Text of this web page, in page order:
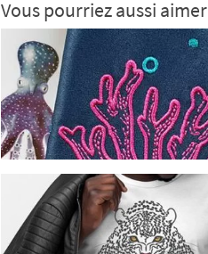
Vous pourriez aussi aimer